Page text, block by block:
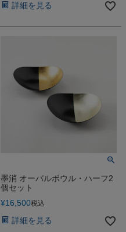
詳細を見る
墨消 オーバルボウル・ハーフ2
個セット
¥16,500税込
詳細を見る